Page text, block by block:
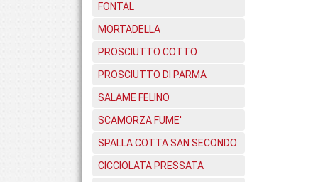
FONTAL
MORTADELLA
PROSCIUTTO COTTO
PROSCIUTTO DI PARMA
SALAME FELINO
SCAMORZA FUME'
SPALLA COTTA SAN SECONDO
CICCIOLATA PRESSATA